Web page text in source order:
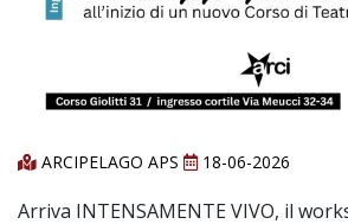
ARCIPELAGO APS 18-06-2026
Arriva INTENSAMENTE VIVO, il